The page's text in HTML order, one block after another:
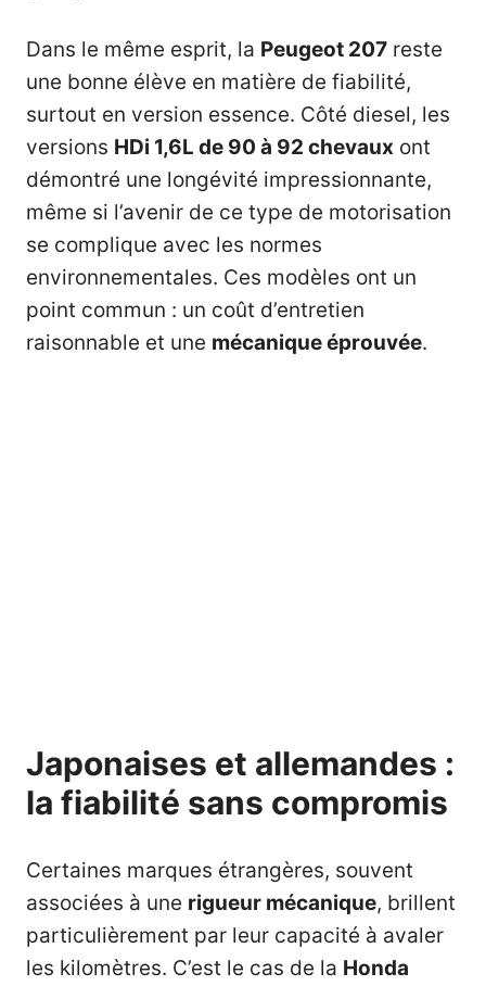
Dans le même esprit, la Peugeot 207 reste
une bonne élève en matière de fiabilité,
surtout en version essence. Côté diesel, les
versions HDi 1,6L de 90 à 92 chevaux ont
démontré une longévité impressionnante,
même si l’avenir de ce type de motorisation
se complique avec les normes
environnementales. Ces modèles ont un
point commun : un coût d’entretien
raisonnable et une mécanique éprouvée.
Japonaises et allemandes :
la fiabilité sans compromis
Certaines marques étrangères, souvent
associées à une rigueur mécanique, brillent
particulièrement par leur capacité à avaler
les kilomètres. C’est le cas de la Honda